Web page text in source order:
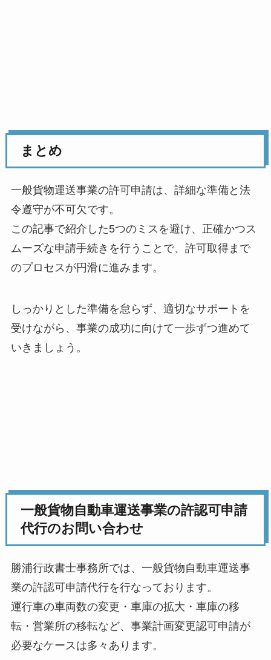
まとめ
一般貨物運送事業の許可申請は、詳細な準備と法
令遵守が不可欠です。
この記事で紹介した5つのミスを避け、正確かつス
ムーズな申請手続きを行うことで、許可取得まで
のプロセスが円滑に進みます。
しっかりとした準備を怠らず、適切なサポートを
受けながら、事業の成功に向けて一歩ずつ進めて
いきましょう。
一般貨物自動車運送事業の許認可申請
代行のお問い合わせ
勝浦行政書士事務所では、一般貨物自動車運送事
業の許認可申請代行を行なっております。
運行車の車両数の変更・車庫の拡大・車庫の移
転・営業所の移転など、事業計画変更認可申請が
必要なケースは多々あります。